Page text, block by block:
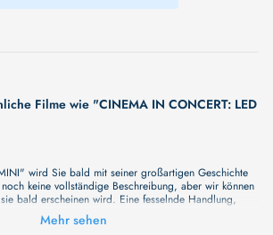
Filme wie "CINEMA IN CONCERT: LED
wird Sie bald mit seiner großartigen Geschichte
keine vollständige Beschreibung, aber wir können
bald erscheinen wird. Eine fesselnde Handlung,
und unerforschte Geheimnisse erwarten Sie in
dran für etwas Besonderes - wir werden jede Minute
Mehr sehen